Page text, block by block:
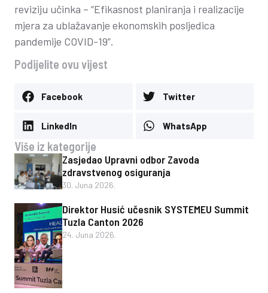
reviziju učinka – “Efikasnost planiranja i realizacije
mjera za ublažavanje ekonomskih posljedica
pandemije COVID-19”.
Podijelite ovu vijest
Facebook Twitter
LinkedIn WhatsApp
Više iz kategorije
Zasjedao Upravni odbor Zavoda
zdravstvenog osiguranja
30. Juna 2026.
Direktor Husić učesnik SYSTEMEU Summit
Tuzla Canton 2026
24. Juna 2026.